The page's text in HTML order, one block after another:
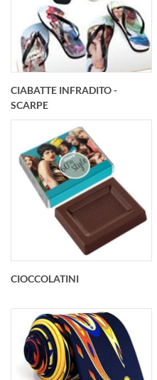
CIABATTE INFRADITO -
SCARPE
CIOCCOLATINI